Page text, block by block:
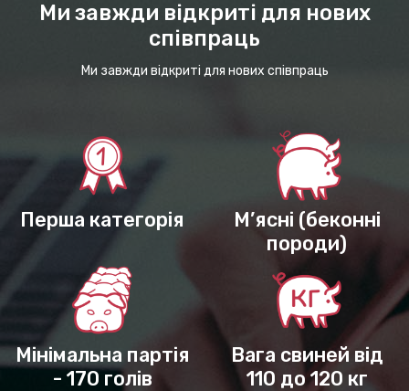
Ми завжди відкриті для нових
співпраць
Ми завжди відкриті для нових співпраць
Перша категорія
М’ясні (беконні
породи)
Мінімальна партія
- 170 голів
Вага свиней від
110 до 120 кг